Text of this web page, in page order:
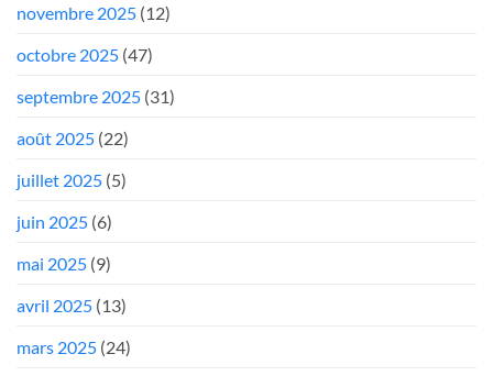
novembre 2025 (12)
octobre 2025 (47)
septembre 2025 (31)
août 2025 (22)
juillet 2025 (5)
juin 2025 (6)
mai 2025 (9)
avril 2025 (13)
mars 2025 (24)